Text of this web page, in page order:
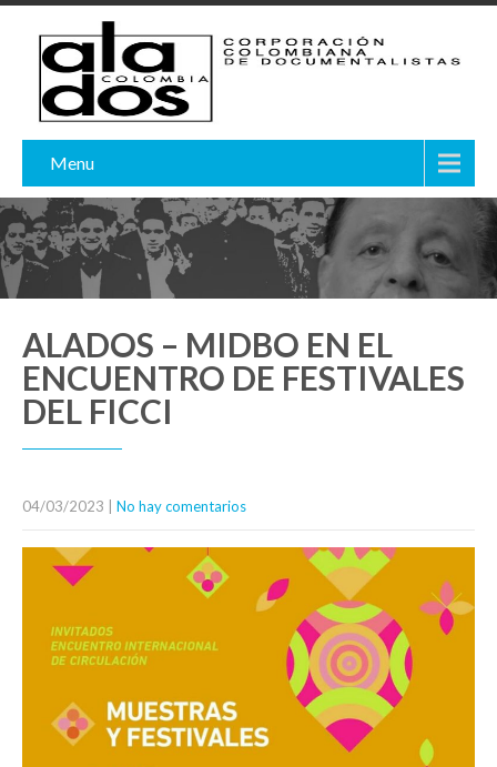
Menu
ALADOS – MIDBO EN EL
ENCUENTRO DE FESTIVALES
DEL FICCI
04/03/2023 | No hay comentarios